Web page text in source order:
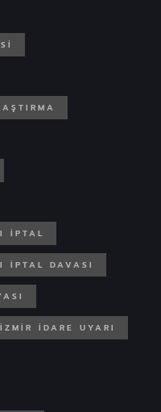
IPTAL
IPTAL DAVASI
İZMIR IDARE UYARI